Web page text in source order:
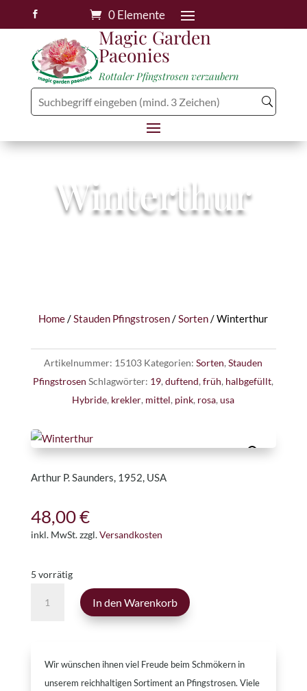
 0 Elemente
Magic Garden
Paeonies
Rottaler Pfingstrosen verzaubern
Winterthur
Home/Stauden Pfingstrosen/Sorten/ Winterthur
Artikelnummer: 15103 Kategorien:Sorten,Stauden
Pfingstrosen Schlagwörter: 19,duftend,früh, halbgefüllt,
Hybride, krekler, mittel, pink, rosa,usa
Arthur P. Saunders, 1952, USA
48,00€
inkl. MwSt. zzgl.Versandkosten
5 vorrätig
Menge
In den Warenkorb
Wir wünschen ihnen viel Freude beim Schmökern in
unserem reichhaltigen Sortiment an Pfingstrosen. Viele